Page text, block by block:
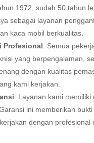
1972, sudah 50 tahun
sebagai layanan
kaca mobil berkualitas.
Profesional : Semua
yang berpengalaman,
dengan kualitas
kami kerjakan.
: Layanan kami memiliki
ini memberikan bukti
dengan profesional